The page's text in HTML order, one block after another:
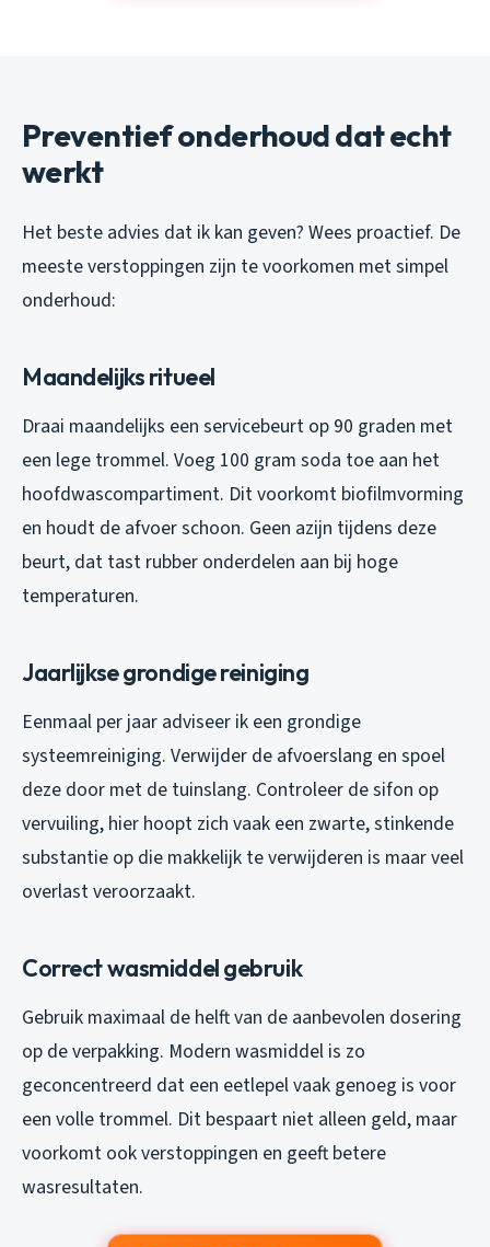
Preventief onderhoud dat echt
werkt
Het beste advies dat ik kan geven? Wees proactief. De
meeste verstoppingen zijn te voorkomen met simpel
onderhoud:
Maandelijks ritueel
Draai maandelijks een servicebeurt op 90 graden met
een lege trommel. Voeg 100 gram soda toe aan het
hoofdwascompartiment. Dit voorkomt biofilmvorming
en houdt de afvoer schoon. Geen azijn tijdens deze
beurt, dat tast rubber onderdelen aan bij hoge
temperaturen.
Jaarlijkse grondige reiniging
Eenmaal per jaar adviseer ik een grondige
systeemreiniging. Verwijder de afvoerslang en spoel
deze door met de tuinslang. Controleer de sifon op
vervuiling, hier hoopt zich vaak een zwarte, stinkende
substantie op die makkelijk te verwijderen is maar veel
overlast veroorzaakt.
Correct wasmiddel gebruik
Gebruik maximaal de helft van de aanbevolen dosering
op de verpakking. Modern wasmiddel is zo
geconcentreerd dat een eetlepel vaak genoeg is voor
een volle trommel. Dit bespaart niet alleen geld, maar
voorkomt ook verstoppingen en geeft betere
wasresultaten.